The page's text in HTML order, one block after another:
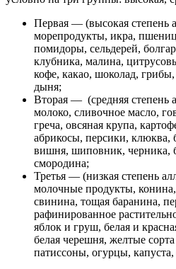
Первая — (высокая степень
морепродукты, икра,
помидоры, сельдерей,
клубника, малина,
кофе, какао, шоколад,
дыня;
Вторая — (средняя степень
молоко, сливочное масло,
греча, овсяная крупа,
абрикосы, персики,
вишня, шиповник, черника,
смородина;
Третья — (низкая степень
молочные продукты,
свинина, тощая баранина,
рафинированное
яблок и груш, белая и
белая черешня, желтые
патиссоны, огурцы,